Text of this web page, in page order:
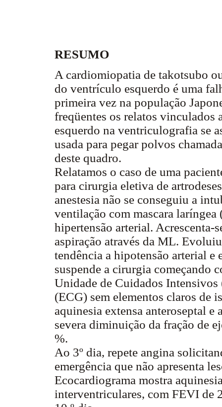
RESUMO
A cardiomiopatia de takotsubo
do ventrículo esquerdo é uma
primeira vez na população
freqüentes os relatos
esquerdo na ventriculografia se
usada para pegar polvos
deste quadro.
Relatamos o caso de uma
para cirurgia eletiva de
anestesia não se conseguiu a
ventilação com mascara
hipertensão arterial. Acrescenta-
aspiração através da ML.
tendência a hipotensão arterial e
suspende a cirurgia começando
Unidade de Cuidados
(ECG) sem elementos claros de
aquinesia extensa anteroseptal
severa diminuição da fração de
%.
Ao 3º dia, repete angina
emergência que não apresenta
Ecocardiograma mostra
interventriculares, com FEVI de